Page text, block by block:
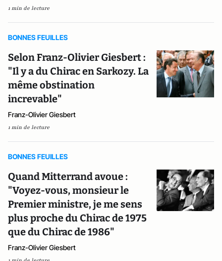
1 min de lecture
BONNES FEUILLES
Selon Franz-Olivier Giesbert :
"Il y a du Chirac en Sarkozy. La
même obstination
increvable"
Franz-Olivier Giesbert
1 min de lecture
BONNES FEUILLES
Quand Mitterrand avoue :
"Voyez-vous, monsieur le
Premier ministre, je me sens
plus proche du Chirac de 1975
que du Chirac de 1986"
Franz-Olivier Giesbert